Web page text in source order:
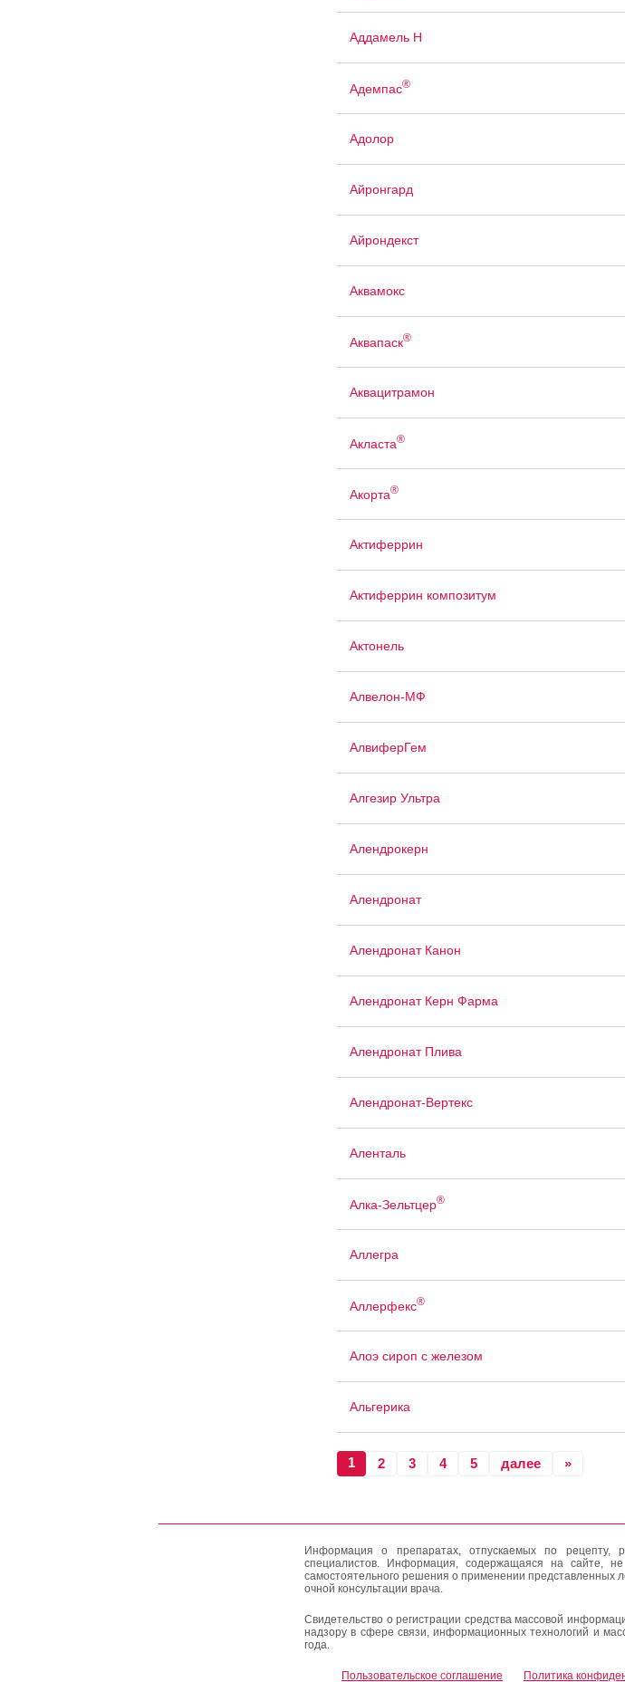
Аддамель Н
Адемпас®
Адолор
Айронгард
Айрондекст
Аквамокс
Аквапаск®
Аквацитрамон
Акласта®
Акорта®
Актиферрин
Актиферрин композитум
Актонель
Алвелон-МФ
АлвиферГем
Алгезир Ультра
Алендрокерн
Алендронат
Алендронат Канон
Алендронат Керн Фарма
Алендронат Плива
Алендронат-Вертекс
Аленталь
Алка-Зельтцер®
Аллегра
Аллерфекс®
Алоэ сироп с железом
Альгерика
1 2 3 4 5 далее »
Информация о препаратах, отпускаемых по рецепту,
специалистов. Информация, содержащаяся на сайте,
самостоятельного решения о применении представленных
очной консультации врача.
Свидетельство о регистрации средства массовой
надзору в сфере связи, информационных технологий и
года.
Пользовательское соглашение Политика